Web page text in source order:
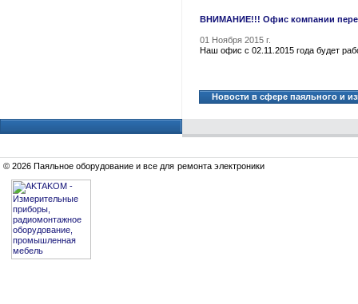
ВНИМАНИЕ!!! Офис компании
01 Ноября 2015 г.
Наш офис с 02.11.2015 года будет
Новости в сфере паяльного и
© 2026 Паяльное оборудование и все для ремонта электроники